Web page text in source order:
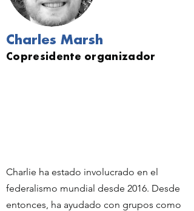
Charles Marsh
Copresidente organizador
Charlie ha estado involucrado en el
federalismo mundial desde 2016. Desde
entonces, ha ayudado con grupos como